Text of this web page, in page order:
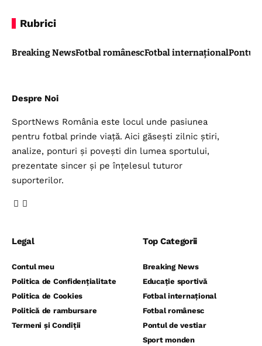
Rubrici
Breaking NewsFotbal românescFotbal internaționalPontul
Despre Noi
SportNews România este locul unde pasiunea
pentru fotbal prinde viață. Aici găsești zilnic știri,
analize, ponturi și povești din lumea sportului,
prezentate sincer și pe înțelesul tuturor
suporterilor.
Legal
Contul meu
Politica de Confidențialitate
Politica de Cookies
Politică de rambursare
Termeni și Condiții
Top Categorii
Breaking News
Educație sportivă
Fotbal internațional
Fotbal românesc
Pontul de vestiar
Sport monden